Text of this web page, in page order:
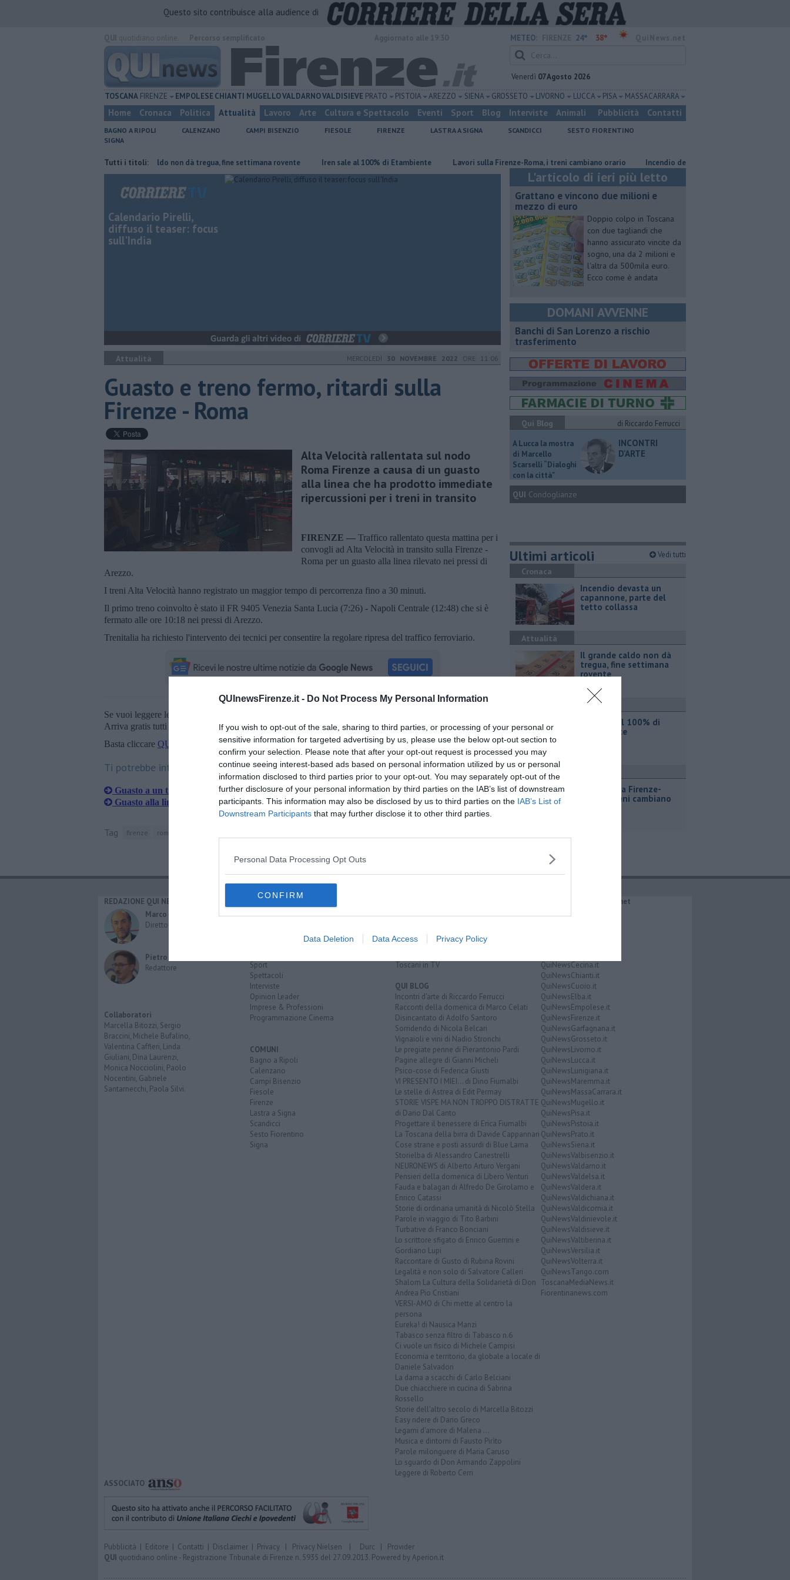
QUInewsFirenze.it - Do Not Process My Personal Information
If you wish to opt-out of the sale, sharing to third parties, or processing of your personal or
sensitive information for targeted advertising by us, please use the below opt-out section to
confirm your selection. Please note that after your opt-out request is processed you may
continue seeing interest-based ads based on personal information utilized by us or personal
information disclosed to third parties prior to your opt-out. You may separately opt-out of the
further disclosure of your personal information by third parties on the IAB’s list of downstream
participants. This information may also be disclosed by us to third parties on the IAB’s List of
Downstream Participants that may further disclose it to other third parties.
Personal Data Processing Opt Outs
CONFIRM
Data Deletion Data Access Privacy Policy
Questo sito contribuisce alla audience di
METEO: 24° 38°
Venerdì 07 Agosto 2026
TOSCANA FIRENZE EMPOLESECHIANTI MUGELLOVALDARNOVALDISIEVE PRATO PISTOIA AREZZO SIENA GROSSETO LIVORNO LUCCA PISA MASSA CARRARA
Home Cronaca Politica Attualità Lavoro Arte Cultura e Spettacolo Eventi Sport Blog Interviste Animali Pubblicità Contatti
BAGNO A RIPOLI CALENZANO CAMPI BISENZIO FIESOLE FIRENZE LASTRA A SIGNA SCANDICCI
SESTO FIORENTINO
SIGNA
Tutti i titoli:
Il grande caldo non dà tregua, fine settimana rovente Iren sale al 100% di Etambiente Lavori sulla Firenze-Roma, i treni cambiano orario Incendio devasta un capannone, parte del tetto
Calendario Pirelli,
diffuso il teaser: focus
sull'India
Attualità MERCOLEDÌ 30 NOVEMBRE 2022 ORE 11:06
Guasto e treno fermo, ritardi sulla
Firenze - Roma
Alta Velocità rallentata sul nodo
Roma Firenze a causa di un guasto
alla linea che ha prodotto immediate
ripercussioni per i treni in transito
FIRENZE — Traffico rallentato questa mattina per i
convogli ad Alta Velocità in transito sulla Firenze -
Roma per un guasto alla linea rilevato nei pressi di
Arezzo.
I treni Alta Velocità hanno registrato un maggior tempo di percorrenza fino a 30 minuti.
Il primo treno coinvolto è stato il FR 9405 Venezia Santa Lucia (7:26) - Napoli Centrale (12:48) che si è
fermato alle ore 10:18 nei pressi di Arezzo.
Trenitalia ha richiesto l'intervento dei tecnici per consentire la regolare ripresa del traffico ferroviario.
Se vuoi leggere le notizie principali della Toscana iscriviti alla
Arriva gratis tutti i giorni alle 20:00 direttamente nella tua casella di posta.
Basta cliccare QUI
Ti potrebbe interessare anche:
Guasto a un treno rallenta l'Alta Velocità
Guasto alla linea elettrica manda i treni in tilt
Tag firenze roma
L'articolo di ieri più letto
Grattano e vincono due milioni e
mezzo di euro
Doppio colpo in Toscana
con due tagliandi che
hanno assicurato vincite da
sogno, una da 2 milioni e
l'altra da 500mila euro.
Ecco come è andata
DOMANI AVVENNE
Banchi di San Lorenzo a rischio
trasferimento
Qui Blog
di Riccardo Ferrucci
A Lucca la mostra
di Marcello
Scarselli “Dialoghi
con la città"
INCONTRI
D'ARTE
QUI Condoglianze
Ultimi articoli Vedi tutti
Cronaca
Incendio devasta un
capannone, parte del
tetto collassa
Attualità
Il grande caldo non dà
tregua, fine settimana
rovente
Iren sale al 100% di
Etambiente
Attualità
Lavori sulla Firenze-
Roma, i treni cambiano
REDAZIONE QUI NEWS
Marco Migli
Direttore Responsabile
Pietro Mattonai
Redattore
Collaboratori
Marcella Bitozzi, Sergio
Braccini, Michele Bufalino,
Valentina Caffieri, Linda
Giuliani, Dina Laurenzi,
Monica Nocciolini, Paolo
Nocentini, Gabriele
Santarnecchi, Paola Silvi.
CATEGORIE
Sport
Spettacoli
Interviste
Opinion Leader
Imprese & Professioni
Programmazione Cinema
COMUNI
Bagno a Ripoli
Calenzano
Campi Bisenzio
Fiesole
Firenze
Lastra a Signa
Scandicci
Sesto Fiorentino
Signa
Più Letti del mese
Archivio Notizie
Toscani in TV
QUI BLOG
Incontri d'arte di Riccardo Ferrucci
Racconti della domenica di Marco Celati
Disincantato di Adolfo Santoro
Sorridendo di Nicola Belcari
Vignaioli e vini di Nadio Stronchi
Le pregiate penne di Pierantonio Pardi
Pagine allegre di Gianni Micheli
Psico-cose di Federica Giusti
VI PRESENTO I MIEI... di Dino Fiumalbi
Le stelle di Astrea di Edit Permay
STORIE VISPE MA NON TROPPO DISTRATTE
di Dario Dal Canto
Progettare il benessere di Erica Fiumalbi
La Toscana della birra di Davide Cappannari
Cose strane e posti assurdi di Blue Lama
Storielba di Alessandro Canestrelli
NEURONEWS di Alberto Arturo Vergani
Pensieri della domenica di Libero Venturi
Fauda e balagan di Alfredo De Girolamo e
Enrico Catassi
Storie di ordinaria umanità di Nicolò Stella
Parole in viaggio di Tito Barbini
Turbative di Franco Bonciani
Lo scrittore sfigato di Enrico Guerrini e
Gordiano Lupi
Raccontare di Gusto di Rubina Rovini
Legalità e non solo di Salvatore Calleri
Shalom La Cultura della Solidarietà di Don
Andrea Pio Cristiani
VERSI-AMO di Chi mette al centro la
persona
Eureka! di Nausica Manzi
Tabasco senza filtro di Tabasco n.6
Ci vuole un fisico di Michele Campisi
Economia e territorio, da globale a locale di
Daniele Salvadori
La dama a scacchi di Carlo Belciani
Due chiacchiere in cucina di Sabrina
Rossello
Storie dell'altro secolo di Marcella Bitozzi
Easy ridere di Dario Greco
Legami d'amore di Malena ...
Musica e dintorni di Fausto Pirìto
Parole milonguere di Maria Caruso
Lo sguardo di Don Armando Zappolini
Leggere di Roberto Cerri
IL NETWORK QuiNews.net
QuiNewsCecina.it
QuiNewsChianti.it
QuiNewsCuoio.it
QuiNewsElba.it
QuiNewsEmpolese.it
QuiNewsFirenze.it
QuiNewsGarfagnana.it
QuiNewsGrosseto.it
QuiNewsLivorno.it
QuiNewsLucca.it
QuiNewsLunigiana.it
QuiNewsMaremma.it
QuiNewsMassaCarrara.it
QuiNewsMugello.it
QuiNewsPisa.it
QuiNewsPistoia.it
QuiNewsPrato.it
QuiNewsSiena.it
QuiNewsValbisenzio.it
QuiNewsValdarno.it
QuiNewsValdelsa.it
QuiNewsValdera.it
QuiNewsValdichiana.it
QuiNewsValdicornia.it
QuiNewsValdinievole.it
QuiNewsValdisieve.it
QuiNewsValtiberina.it
QuiNewsVersilia.it
QuiNewsVolterra.it
QuiNewsTango.com
ToscanaMediaNews.it
Fiorentinanews.com
ASSOCIATO
Pubblicità | Editore | Contatti | Disclaimer | Privacy | Privacy Nielsen | Durc | Provider
QUI quotidiano online - Registrazione Tribunale di Firenze n. 5935 del 27.09.2013. Powered byAperion.it